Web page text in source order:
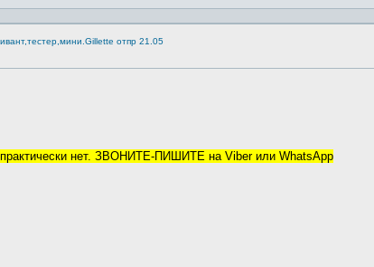
отпр 21.05
нет. ЗВОНИТЕ-ПИШИТЕ на Viber или WhatsApp